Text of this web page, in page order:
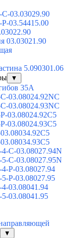
03.03029.90
03.54415.00
03.03021.90
5.090301.06
▼
35А
03.08024.92NC
03.08024.93NC
03.08024.92C5
03.08024.93C5
С-03.08027.94N
С-03.08027.95N
Р-03.08027.94
Р-03.08027.95
03.08041.94
03.08041.95
▼